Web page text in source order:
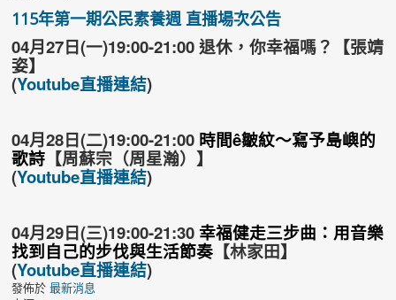
115年第一期公民素養週 直播場次公告
04月27日(一)19:00-21:00 退休，你幸福嗎？【張靖
姿】
(Youtube直播連結)
04月28日(二)19:00-21:00 時間ê皺紋～寫予島嶼的
歌詩 【周蘇宗（周星瀚）】
(Youtube直播連結)
04月29日(三)19:00-21:30 幸福健走三步曲：用音樂
找到自己的步伐與生活節奏 【林家田】
(Youtube直播連結)
發佈於 最新消息